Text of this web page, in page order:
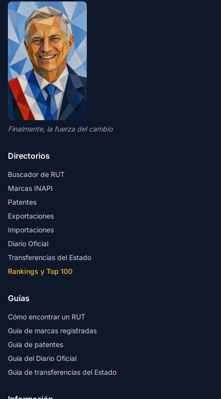
Finalmente, la fuerza del cambio
Directorios
Buscador de RUT
Marcas INAPI
Patentes
Exportaciones
Importaciones
Diario Oficial
Transferencias del Estado
Rankings y Top 100
Guías
Cómo encontrar un RUT
Guía de marcas registradas
Guía de patentes
Guía del Diario Oficial
Guía de transferencias del Estado